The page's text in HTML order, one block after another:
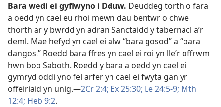
Bara wedi ei gyflwyno i Dduw. Deuddeg torth o fara
a oedd yn cael eu rhoi mewn dau bentwr o chwe
thorth ar y bwrdd yn adran Sanctaidd y tabernacl a’r
deml. Mae hefyd yn cael ei alw “bara gosod” a “bara
dangos.” Roedd bara ffres yn cael ei roi yn lle’r offrwm
hwn bob Saboth. Roedd y bara a oedd yn cael ei
gymryd oddi yno fel arfer yn cael ei fwyta gan yr
offeiriaid yn unig.—2Cr 2:4; Ex 25:30; Le 24:5-9; Mth
12:4; Heb 9:2.